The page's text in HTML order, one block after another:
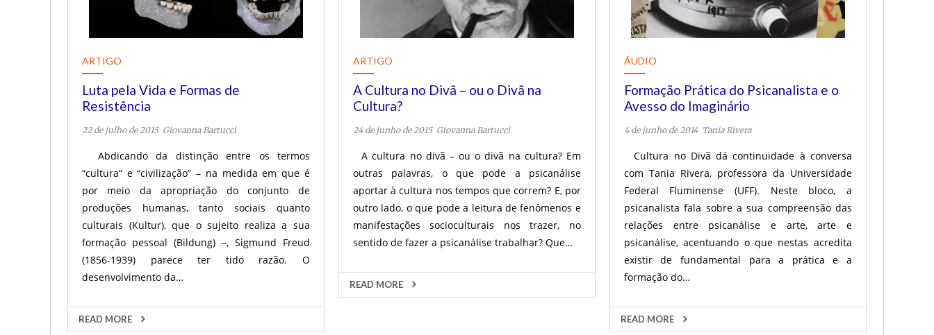
ARTIGO
Luta pela Vida e Formas de
Resistência
22 de julho de 2015 Giovanna Bartucci
Abdicando da distinção entre os termos
“cultura” e “civilização” – na medida em que é
por meio da apropriação do conjunto de
produções humanas, tanto sociais quanto
culturais (Kultur), que o sujeito realiza a sua
formação pessoal (Bildung) –, Sigmund Freud
(1856-1939) parece ter tido razão. O
desenvolvimento da…
READ MORE
ARTIGO
A Cultura no Divã – ou o Divã na
Cultura?
24 de junho de 2015 Giovanna Bartucci
A cultura no divã – ou o divã na cultura? Em
outras palavras, o que pode a psicanálise
aportar à cultura nos tempos que correm? E, por
outro lado, o que pode a leitura de fenômenos e
manifestações socioculturais nos trazer, no
sentido de fazer a psicanálise trabalhar? Que…
READ MORE
ÁUDIO
Formação Prática do Psicanalista e o
Avesso do Imaginário
4 de junho de 2014 Tania Rivera
Cultura no Divã dá continuidade à conversa
com Tania Rivera, professora da Universidade
Federal Fluminense (UFF). Neste bloco, a
psicanalista fala sobre a sua compreensão das
relações entre psicanálise e arte, arte e
psicanálise, acentuando o que nestas acredita
existir de fundamental para a prática e a
formação do…
READ MORE